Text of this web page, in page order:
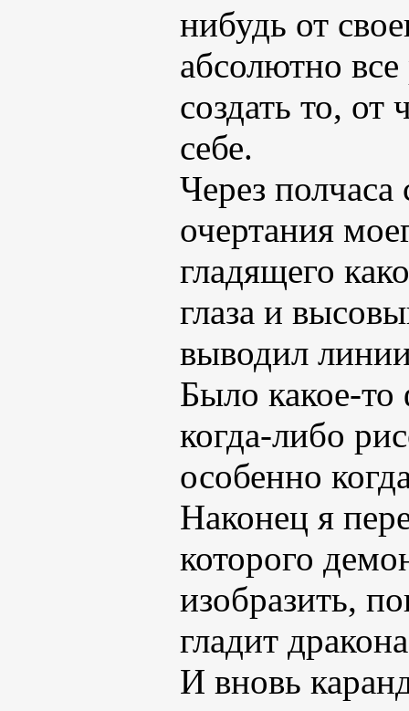
нибудь от
абсолютно
создать то, от
себе.
Через полчаса
очертания
гладящего
глаза и
выводил
Было какое-то
когда-либо
особенно
Наконец я
которого
изобразить,
гладит
И вновь